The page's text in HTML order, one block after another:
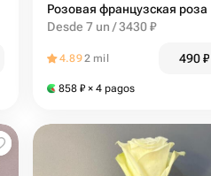
Розовая французская роза
Desde 7 un / 3430 ₽
4.892 mil 490₽
858 ₽ × 4 pagos